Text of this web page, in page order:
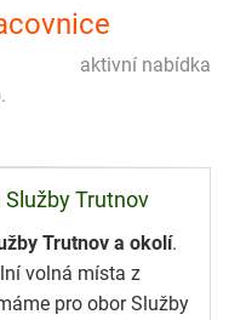
aktivní nabídka
Trutnov
Trutnov a okolí.
volná místa z
pro obor Služby